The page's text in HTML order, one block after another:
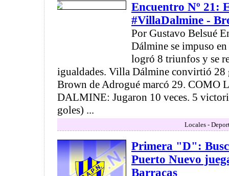
Encuentro Nº 21:
#VillaDalmine -
Por Gustavo Belsué
Dálmine se impuso
logró 8 triunfos y se
igualdades. Villa Dálmine convirtió 28
Brown de Adrogué marcó 29. COMO
DALMINE: Jugaron 10 veces. 5
goles) ...
Locales -
Primera "D":
Puerto Nuevo
Barracas